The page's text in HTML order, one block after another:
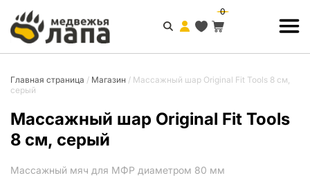
0
Главная страница / Магазин / Массажный шар Original Fit Tools 8 см,
серый
Массажный шар Original Fit Tools
8 см, серый
Массажный мяч для МФР диаметром 80 мм